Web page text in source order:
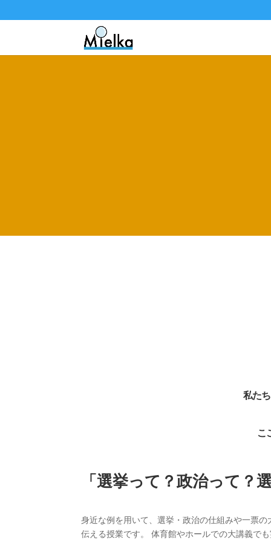
私た
こ
「選挙って？政治って？
身近な例を用いて、選挙・政治の仕組みや一票
伝える授業です。 体育館やホールでの大講義で